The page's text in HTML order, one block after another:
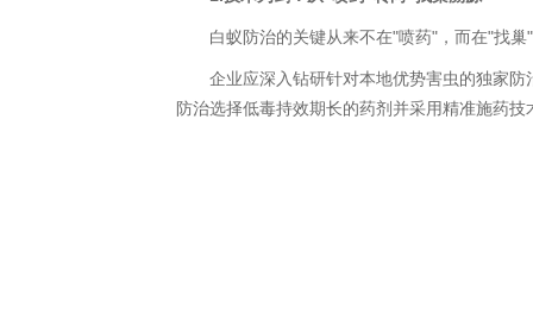
白蚁防治的关键从来不在"喷药"，而在"找巢"
企业应深入钻研针对本地优势害虫的独家防
防治选择低毒持效期长的药剂并采用精准施药